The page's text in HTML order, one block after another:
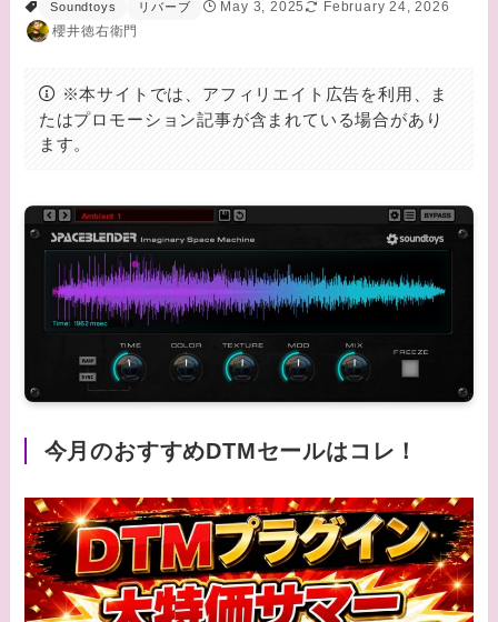
Soundtoys リバーブ May 3, 2025
February 24, 2026
櫻井徳右衛門
※本サイトでは、アフィリエイト広告を利用、ま
たはプロモーション記事が含まれている場合があり
ます。
今月のおすすめDTMセールはコレ！